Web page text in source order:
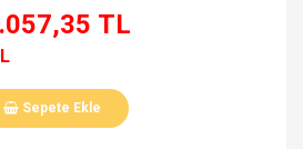
TL
Sepete Ekle